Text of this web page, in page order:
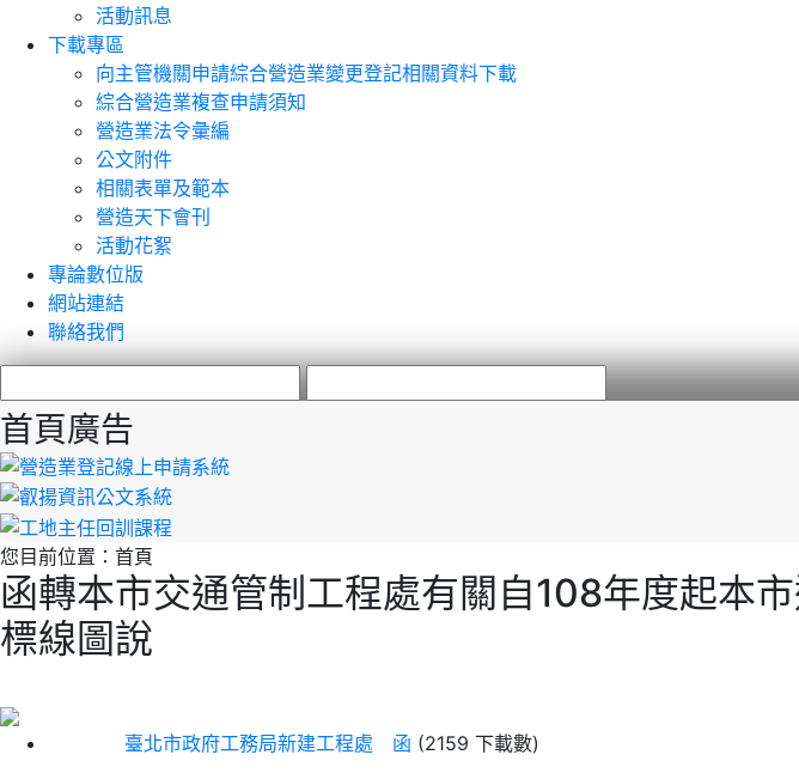
活動訊息
下載專區
向主管機關申請綜合營造業變更登記相關資料下載
綜合營造業複查申請須知
營造業法令彙編
公文附件
相關表單及範本
營造天下會刊
活動花絮
專論數位版
網站連結
聯絡我們
首頁廣告
您目前位置： 首頁
函轉本市交通管制工程處有關自108年度起本
標線圖說
臺北市政府工務局新建工程處 函 (2159 下載數)